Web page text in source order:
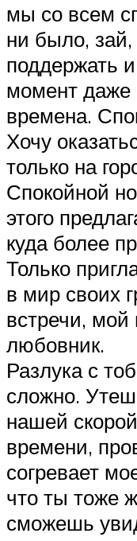
мы со всем
ни было, зай,
поддержать
момент
времена.
Хочу
только на
Спокойной
этого
куда более
Только
в мир своих
встречи,
любовник.
Разлука с
сложно.
нашей
времени,
согревает
что ты тоже
сможешь